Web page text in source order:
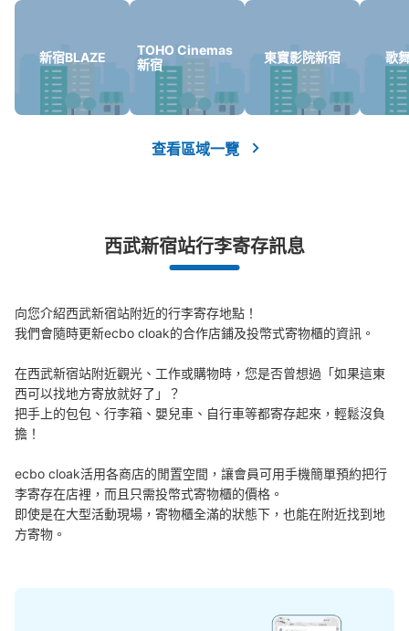
/ ¥900
西武新宿駅正面口コインロッカー2
从西武新宿駅站步行0分钟。
西武新宿駅の正面口改札に入る手前の切符売り場の横に設
置、営業時間は始発から終電、3時間毎に小は300円・中
は400円・大は500円加算されて24時間での最大料金は小
新宿BLAZE
TOHO Cinemas
新宿
東寶影院新宿 歌
查看區域一覽
西武新宿站行李寄存訊息
向您介紹西武新宿站附近的行李寄存地點！
我們會隨時更新ecbo cloak的合作店鋪及投幣式寄物櫃的資訊。
在西武新宿站附近觀光、工作或購物時，您是否曾想過「如果這東
西可以找地方寄放就好了」？
把手上的包包、行李箱、嬰兒車、自行車等都寄存起來，輕鬆沒負
擔！
ecbo cloak活用各商店的閒置空間，讓會員可用手機簡單預約把行
李寄存在店裡，而且只需投幣式寄物櫃的價格。
即使是在大型活動現場，寄物櫃全滿的狀態下，也能在附近找到地
方寄物。